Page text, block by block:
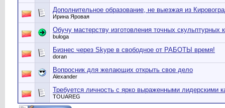
Дополнительное образование, не выезжая из
Ирина Яровая
Обучу мастерству изготовления точных скульптурных
buloga
Бизнес через Skype в свободное от РАБОТЫ время!
doran
Вопросник для желающих открыть свое дело
Alexander
Требуется личность с ярко выраженными лидерскими
TOUAREG